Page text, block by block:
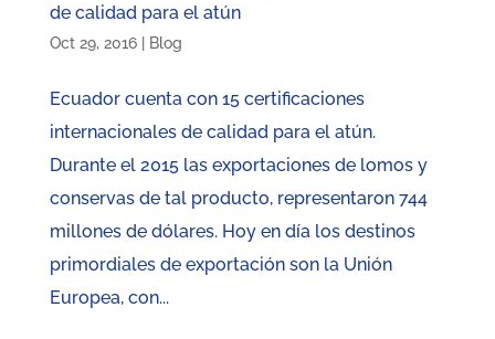
de calidad para el atún
Oct 29, 2016| Blog
Ecuador cuenta con 15 certificaciones
internacionales de calidad para el atún.
Durante el 2015 las exportaciones de lomos y
conservas de tal producto, representaron 744
millones de dólares. Hoy en día los destinos
primordiales de exportación son la Unión
Europea, con...